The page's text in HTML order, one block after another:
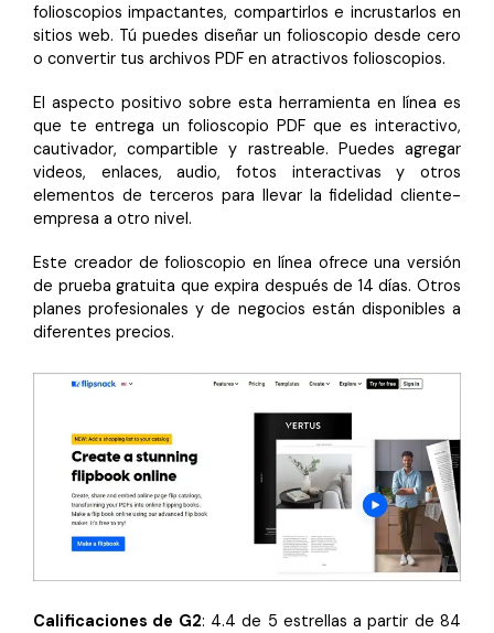
folioscopios impactantes, compartirlos e incrustarlos en
sitios web. Tú puedes diseñar un folioscopio desde cero
o convertir tus archivos PDF en atractivos folioscopios.
El aspecto positivo sobre esta herramienta en línea es
que te entrega un folioscopio PDF que es interactivo,
cautivador, compartible y rastreable. Puedes agregar
videos, enlaces, audio, fotos interactivas y otros
elementos de terceros para llevar la fidelidad cliente-
empresa a otro nivel.
Este creador de folioscopio en línea ofrece una versión
de prueba gratuita que expira después de 14 días. Otros
planes profesionales y de negocios están disponibles a
diferentes precios.
Calificaciones de G2: 4.4 de 5 estrellas a partir de 84